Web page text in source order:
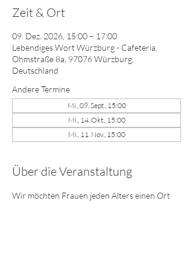
Zeit & Ort
09. Dez. 2026, 15:00 – 17:00
Lebendiges Wort Würzburg - Cafeteria,
Ohmstraße 8a, 97076 Würzburg,
Deutschland
Andere Termine
Mi., 09. Sept., 15:00
Mi., 14. Okt., 15:00
Mi., 11. Nov., 15:00
Über die Veranstaltung
Wir möchten Frauen jeden Alters einen Ort